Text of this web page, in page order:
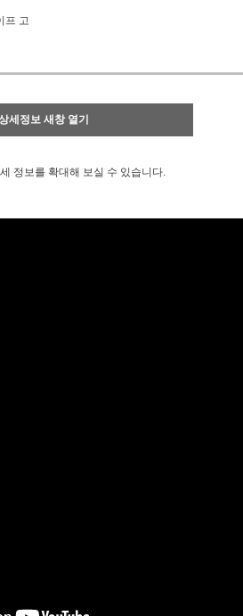
프 고
세정보 새창 열기
정보를 확대해 보실 수 있습니다.